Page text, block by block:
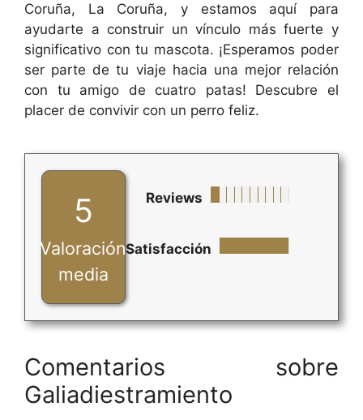
Coruña, La Coruña, y estamos aquí para
ayudarte a construir un vínculo más fuerte y
significativo con tu mascota. ¡Esperamos poder
ser parte de tu viaje hacia una mejor relación
con tu amigo de cuatro patas! Descubre el
placer de convivir con un perro feliz.
5
Valoración
media
Reviews
Satisfacción
Comentarios sobre
Galiadiestramiento